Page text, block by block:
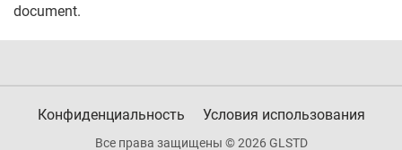
document.
Конфиденциальность Условия использования
Все права защищены © 2026 GLSTD